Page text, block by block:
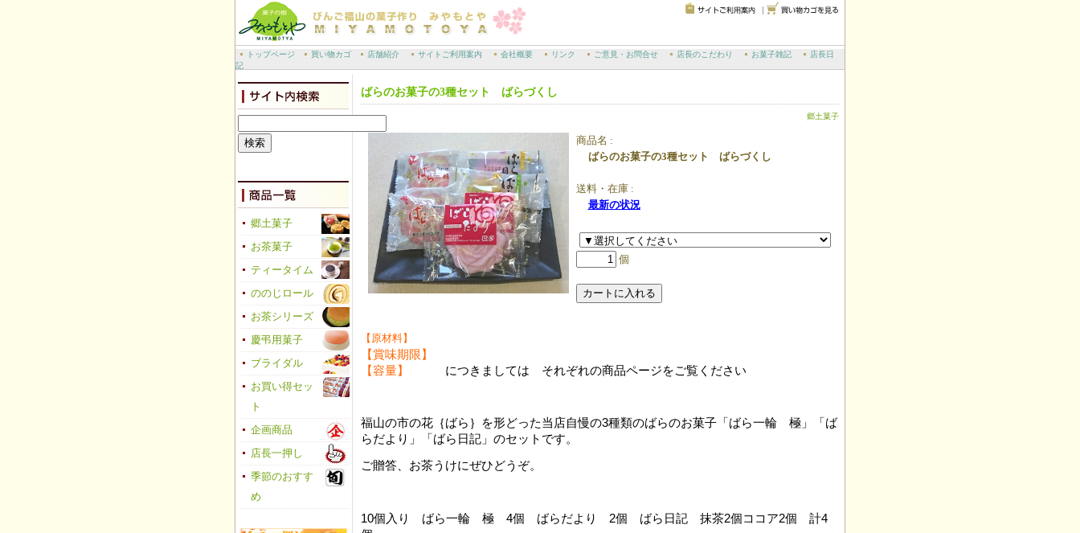
トップページ 買い物カゴ 店舗紹介 サイトご利用案内 会社概要 リンク ご意見・お問合せ 店長のこだわり お菓子雑記
店長日
記
郷土菓子
お茶菓子
ティータイム
ののじロール
お茶シリーズ
慶弔用菓子
ブライダル
お買い得セッ
ト
企画商品
店長一押し
季節のおすす
め
ばらのお菓子の3種セット ばらづくし
郷土菓子
商品名 :
ばらのお菓子の3種セット ばらづくし
送料・在庫 :
最新の状況
個
【原材料】
【賞味期限】
【容量】
につきましては それぞれの商品ページをご覧ください
福山の市の花｛ばら｝を形どった当店自慢の3種類のばらのお菓子「ばら一輪 極」「ば
らだより」「ばら日記」のセットです。
ご贈答、お茶うけにぜひどうぞ。
10個入り ばら一輪 極 4個 ばらだより 2個 ばら日記 抹茶2個ココア2個 計4